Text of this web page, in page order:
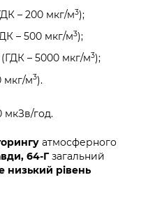
– 200 мкг/м3);
– 500 мкг/м3);
(ГДК – 5000 мкг/м3);
мкг/м3).
мкЗв/год.
атмосферного
64-Гзагальний
низький рівень